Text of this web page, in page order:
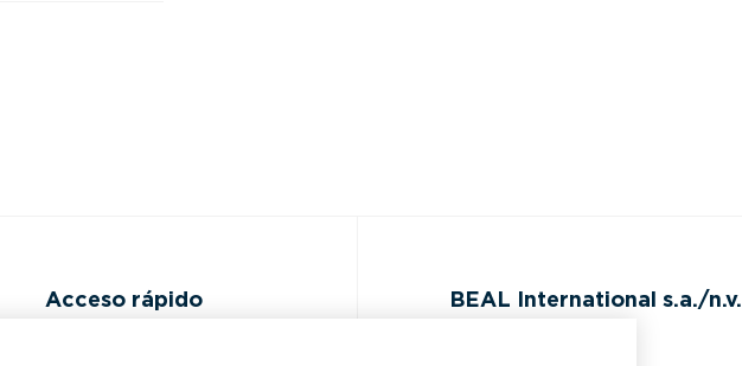
Acceso rápido BEAL International s.a./n.v.